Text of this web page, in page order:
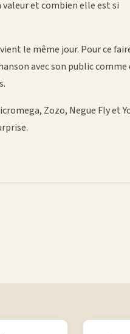
et combien elle est si
le même jour. Pour ce
avec son public
Zozo, Negue Fly et